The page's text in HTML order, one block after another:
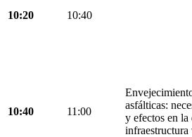
10:20 10:40
10:40 11:00
asfálticas:
y efectos en
infraestructura